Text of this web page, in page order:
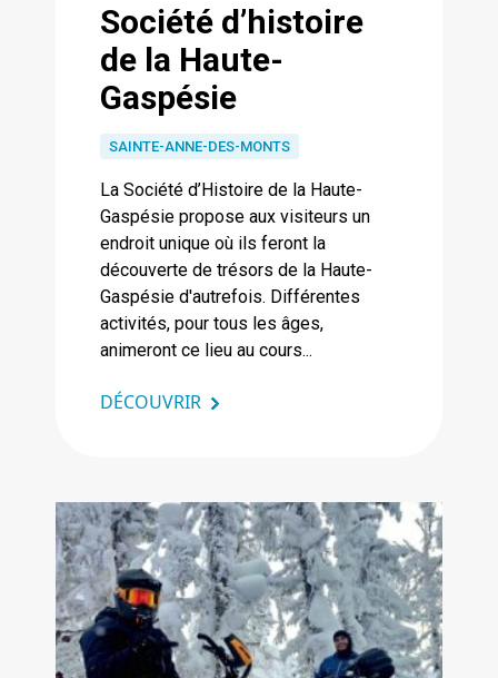
Société d’histoire
de la Haute-
Gaspésie
SAINTE-ANNE-DES-MONTS
La Société d’Histoire de la Haute-
Gaspésie propose aux visiteurs un
endroit unique où ils feront la
découverte de trésors de la Haute-
Gaspésie d'autrefois. Différentes
activités, pour tous les âges,
animeront ce lieu au cours...
DÉCOUVRIR